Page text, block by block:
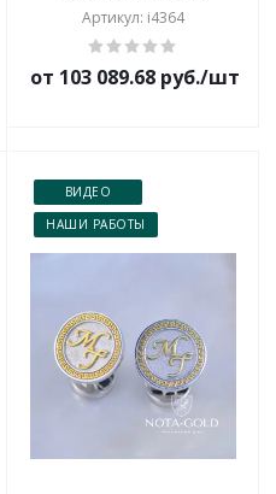
Артикул: i4364
от 103 089.68 руб./шт
ВИДЕО
НАШИ РАБОТЫ